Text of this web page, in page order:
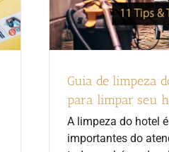
Guia de limpeza
para limpar seu
A limpeza do hotel
importantes do